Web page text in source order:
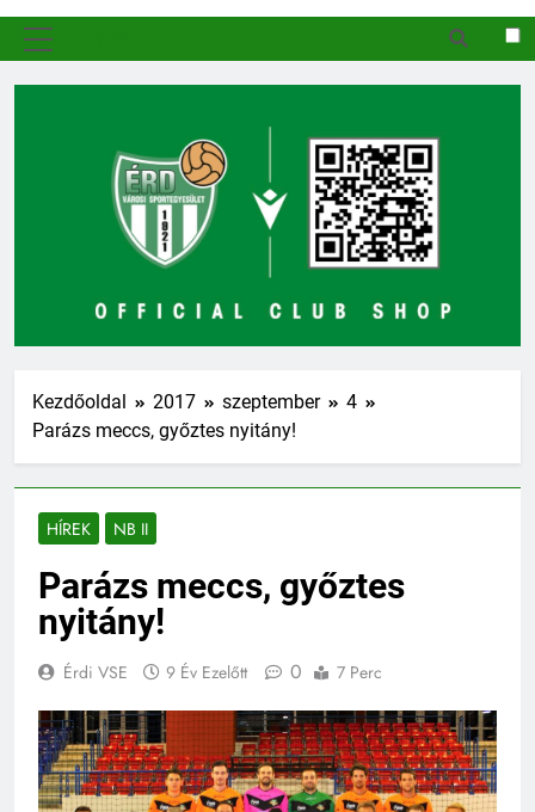
Kezdőoldal 2017 szeptember
4
Parázs meccs, győztes nyitány!
HÍREK NB II
Parázs meccs, győztes
nyitány!
Érdi VSE 9 Év Ezelőtt 0 7 Perc